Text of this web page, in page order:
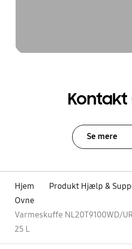
Kontakt
Se mere
Hjem Produkt Hjælp &
Ovne
Varmeskuffe NL20T9100WD/
25 L